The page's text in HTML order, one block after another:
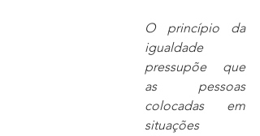
O princípio da
igualdade
pressupõe que
as pessoas
colocadas em
situações